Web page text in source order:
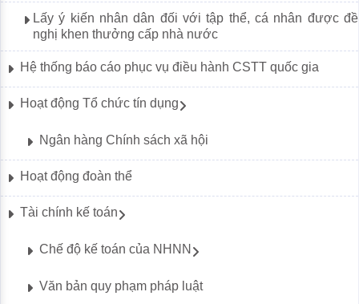
Lấy ý kiến nhân dân đối với tập thể, cá nhân được đề
nghị khen thưởng cấp nhà nước
Hệ thống báo cáo phục vụ điều hành CSTT quốc gia
Hoạt động Tổ chức tín dụng
Ngân hàng Chính sách xã hội
Hoạt động đoàn thể
Tài chính kế toán
Chế độ kế toán của NHNN
Văn bản quy phạm pháp luật